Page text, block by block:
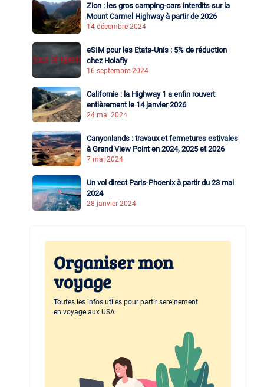
Zion : les gros camping-cars interdits sur la
Mount Carmel Highway à partir de 2026
14 décembre 2024
eSIM pour les Etats-Unis : 5% de réduction
chez Holafly
16 septembre 2024
Californie : la Highway 1 a enfin rouvert
entièrement le 14 janvier 2026
24 mai 2024
Canyonlands : travaux et fermetures estivales
à Grand View Point en 2024, 2025 et 2026
7 mai 2024
Un vol direct Paris-Phoenix à partir du 23 mai
2024
28 janvier 2024
Organiser mon
voyage
Toutes les infos utiles pour partir sereinement
en voyage aux USA